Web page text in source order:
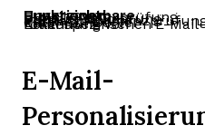
Unverzichtbare Funktionen
E-Mail-Syntaxprüfung
Domain-Validierung
Postfach-
Catch-all-Server-Erkennung
Erkennung von rollenspezifischen E-Mail-Konten
E-Mail-